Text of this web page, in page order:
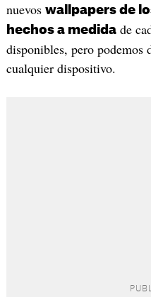
nuevos wallpapers de
hechos a medidade
disponibles, pero podemos
cualquier dispositivo.